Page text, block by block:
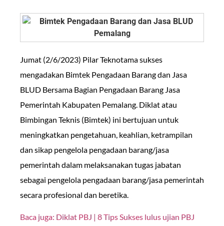
Jumat (2/6/2023) Pilar Teknotama sukses
mengadakan Bimtek Pengadaan Barang dan Jasa
BLUD Bersama Bagian Pengadaan Barang Jasa
Pemerintah Kabupaten Pemalang. Diklat atau
Bimbingan Teknis (Bimtek) ini bertujuan untuk
meningkatkan pengetahuan, keahlian, ketrampilan
dan sikap pengelola pengadaan barang/jasa
pemerintah dalam melaksanakan tugas jabatan
sebagai pengelola pengadaan barang/jasa pemerintah
secara profesional dan beretika.
Baca juga: Diklat PBJ | 8 Tips Sukses lulus ujian PBJ